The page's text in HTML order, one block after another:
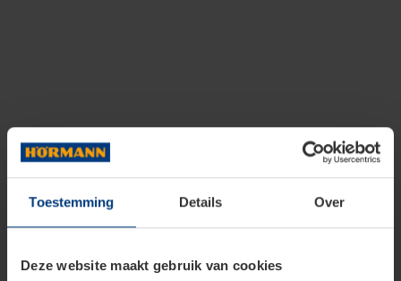
Toestemming Details Over
Deze website maakt gebruik van cookies